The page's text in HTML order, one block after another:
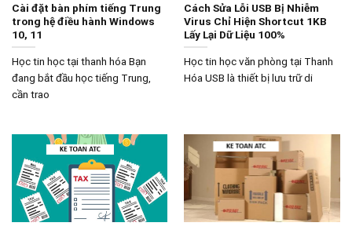
Cài đặt bàn phím tiếng Trung
trong hệ điều hành Windows
10, 11
Học tin học tại thanh hóa Bạn
đang bắt đầu học tiếng Trung,
cần trao
Cách Sửa Lỗi USB Bị Nhiễm
Virus Chỉ Hiện Shortcut 1KB
Lấy Lại Dữ Liệu 100%
Học tin học văn phòng tại Thanh
Hóa USB là thiết bị lưu trữ di